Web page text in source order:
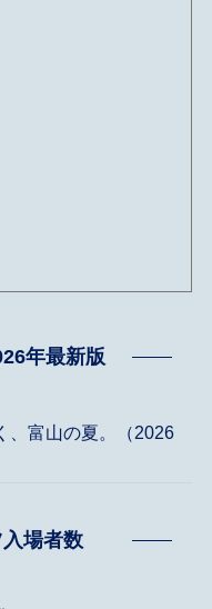
年最新版
、富山の夏。（2026
場者数